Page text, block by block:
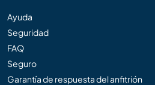
Ayuda
Seguridad
FAQ
Seguro
Garantía de respuesta del anfitrión